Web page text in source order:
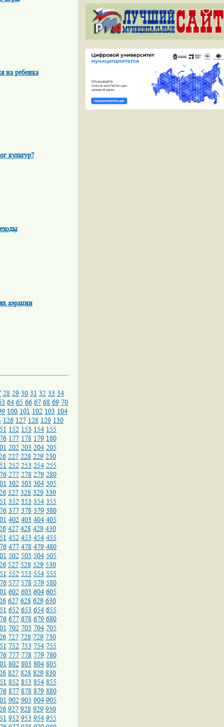
на ребенка
культур?
аэрации
28 29 30 31 32 33 34
64 65 66 67 68 69 70
100 101 102 103 104
126 127 128 129 130
152 153 154 155
177 178 179 180
202 203 204 205
227 228 229 230
252 253 254 255
277 278 279 280
302 303 304 305
327 328 329 330
352 353 354 355
377 378 379 380
402 403 404 405
427 428 429 430
452 453 454 455
477 478 479 480
502 503 504 505
527 528 529 530
552 553 554 555
577 578 579 580
602 603 604 605
627 628 629 630
652 653 654 655
677 678 679 680
702 703 704 705
727 728 729 730
752 753 754 755
777 778 779 780
802 803 804 805
827 828 829 830
852 853 854 855
877 878 879 880
902 903 904 905
927 928 929 930
952 953 954 955